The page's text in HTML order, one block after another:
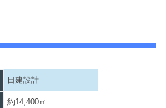
日建設計
約14,400㎡